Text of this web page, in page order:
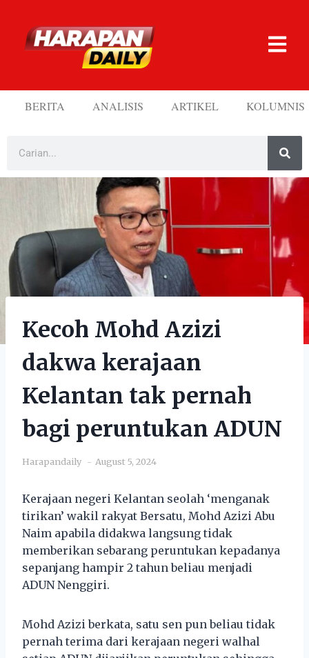
BERITA ANALISIS ARTIKEL KOLUMNIS
Kecoh Mohd Azizi
dakwa kerajaan
Kelantan tak pernah
bagi peruntukan ADUN
Harapandaily August 5, 2024
Kerajaan negeri Kelantan seolah ‘menganak
tirikan’ wakil rakyat Bersatu, Mohd Azizi Abu
Naim apabila didakwa langsung tidak
memberikan sebarang peruntukan kepadanya
sepanjang hampir 2 tahun beliau menjadi
ADUN Nenggiri.
Mohd Azizi berkata, satu sen pun beliau tidak
pernah terima dari kerajaan negeri walhal